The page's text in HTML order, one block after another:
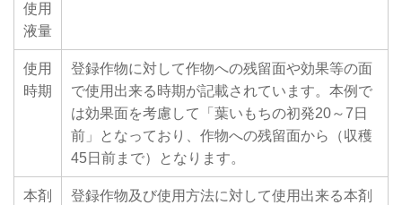
使用
液量
使用
時期
登録作物に対して作物への残留面や効果等の面
で使用出来る時期が記載されています。本例で
は効果面を考慮して「葉いもちの初発20～7日
前」となっており、作物への残留面から（収穫
45日前まで）となります。
本剤
登録作物及び使用方法に対して使用出来る本剤